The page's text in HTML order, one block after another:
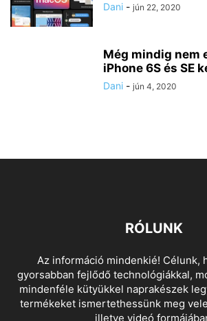
Dani - jún 22, 2020
Még mindig nem
iPhone 6S és SE
Dani - jún 4, 2020
RÓLUNK
Az információ mindenkié! Célunk,
gyorsabban fejlődő technológiákkal,
mindenféle kütyükkel naprakészek
termékeket ismertethessünk meg
illetve videó